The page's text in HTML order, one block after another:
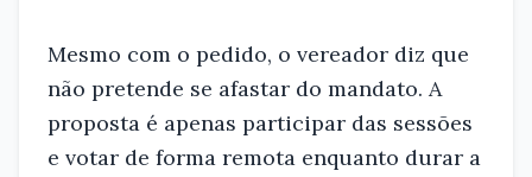
Mesmo com o pedido, o vereador diz que
não pretende se afastar do mandato. A
proposta é apenas participar das sessões
e votar de forma remota enquanto durar a